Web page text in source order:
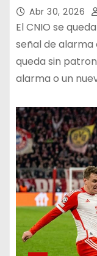
Abr 30, 2026
El CNIO se
señal de alarma
queda sin
alarma o un